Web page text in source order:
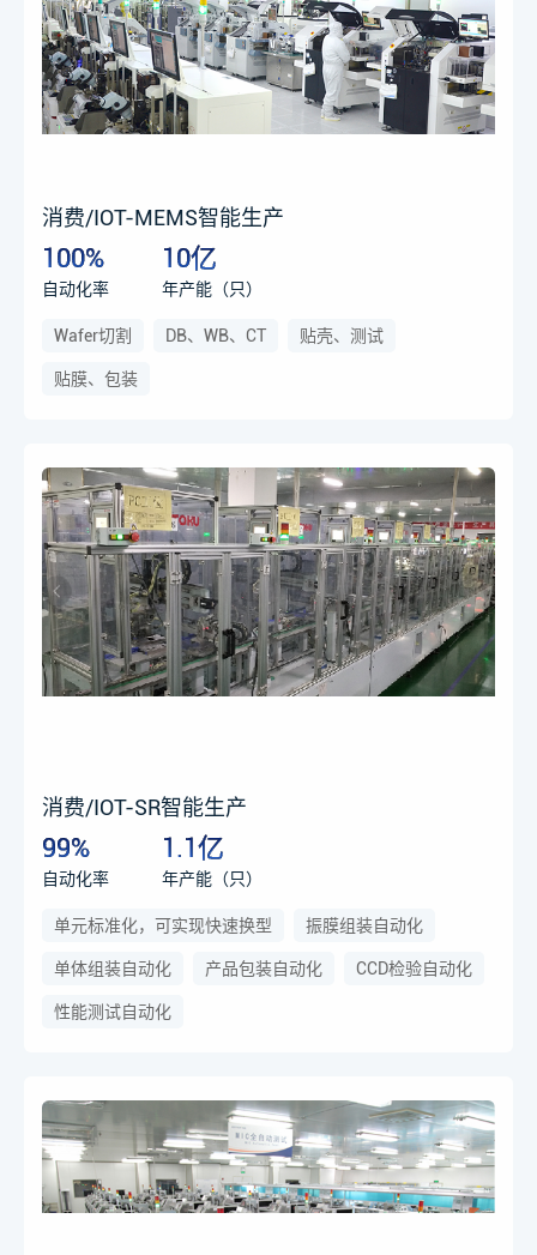
消费/IOT-MEMS智能生产
100%
自动化率
10亿
年产能（只）
Wafer切割 DB、WB、CT 贴壳、测试
贴膜、包装
消费/IOT-SR智能生产
99%
自动化率
1.1亿
年产能（只）
单元标准化，可实现快速换型 振膜组装自动化
单体组装自动化 产品包装自动化 CCD检验自动化
性能测试自动化